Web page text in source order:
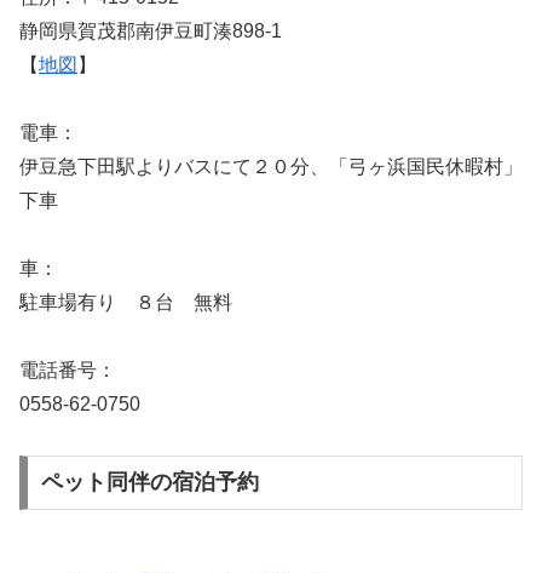
静岡県賀茂郡南伊豆町湊898-1
【地図 】
電車：
伊豆急下田駅よりバスにて２０分、「弓ヶ浜国民休暇村」
下車
車：
駐車場有り ８台 無料
電話番号：
0558-62-0750
ペット同伴の宿泊予約